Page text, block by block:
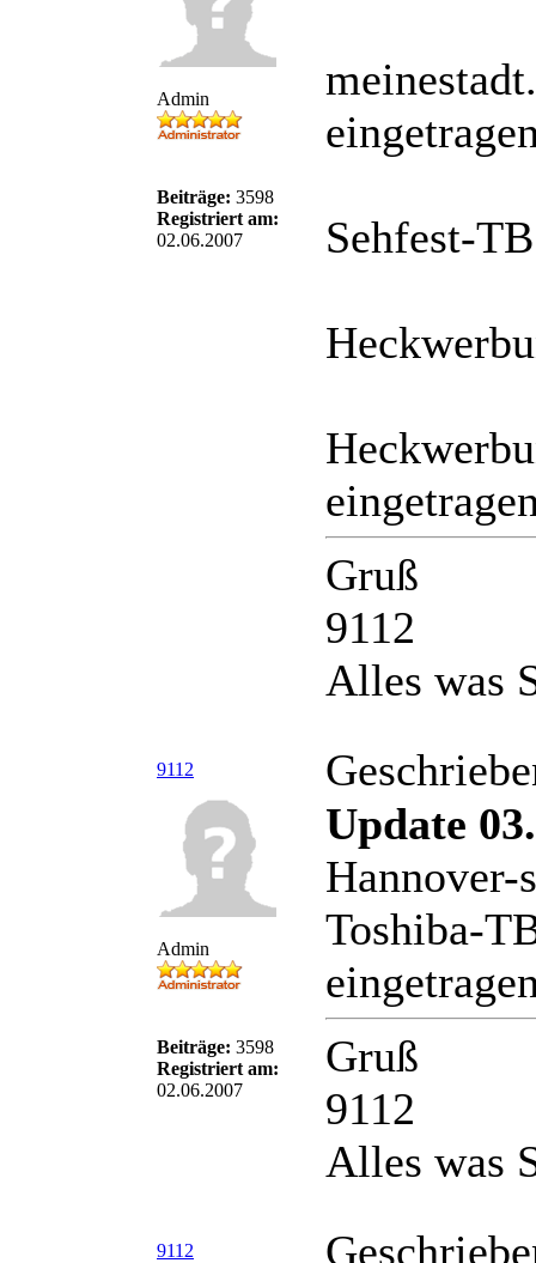
Admin
Beiträge: 3598
Registriert am:
02.06.2007
Sehfest-
Gruß
9112
Alles was
9112
Admin
Beiträge: 3598
Registriert am:
02.06.2007
Update
Hannover-
Toshiba-
Gruß
9112
Alles was
9112